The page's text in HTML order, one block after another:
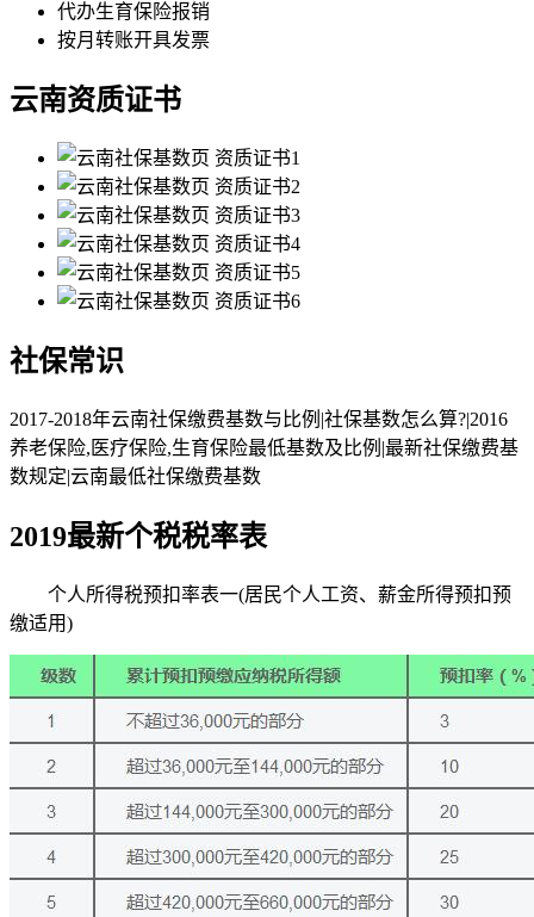
代办生育保险报销
按月转账开具发票
云南资质证书
社保常识
2017-2018年云南社保缴费基数与比例|社保基数怎么算?|2016
养老保险,医疗保险,生育保险最低基数及比例|最新社保缴费基
数规定|云南最低社保缴费基数
2019最新个税税率表
个人所得税预扣率表一(居民个人工资、薪金所得预扣预
缴适用)